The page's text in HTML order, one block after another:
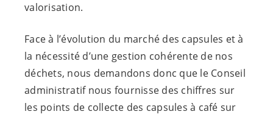
valorisation.
Face à l’évolution du marché des capsules et à
la nécessité d’une gestion cohérente de nos
déchets, nous demandons donc que le Conseil
administratif nous fournisse des chiffres sur
les points de collecte des capsules à café sur